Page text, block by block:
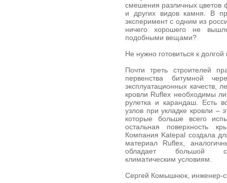
смешения различных цветов
и других видов камня. В
эксперимент с одним из
ничего хорошего не
подобными вещами?
Не нужно готовиться к
Почти треть строителей
первенства битумной
эксплуатационных качеств,
кровли Ruflex необходимы
рулетка и карандаш. Есть
узлов при укладке кровли –
которые больше всего
остальная поверхность
Компания Katepal создала
материал Ruflex,
обладает большой
климатическим условиям.
Сергей Комышнюк, инженер-